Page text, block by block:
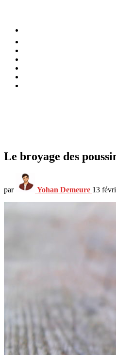
Le broyage des
par Yohan Demeure 13